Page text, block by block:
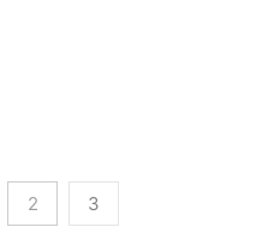
使った！ まあまあまとま
った？ 意外とキレイにお
2 3